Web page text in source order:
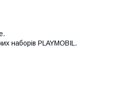
наборів PLAYMOBIL.